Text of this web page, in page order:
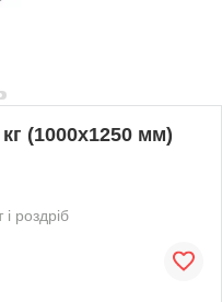
(1000х1250 мм)
роздріб